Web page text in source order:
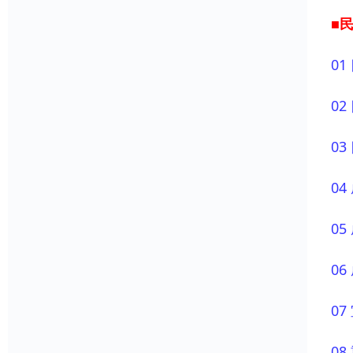
■
01
02
03
04
05
06
07